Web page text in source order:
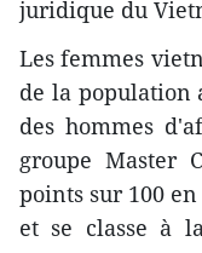
juridique du
Les femmes
de la population
des hommes
groupe Master
points sur 100
et se classe à